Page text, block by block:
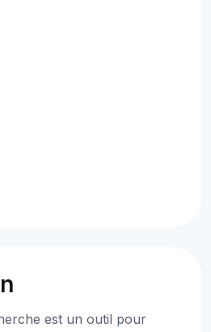
est un outil pour